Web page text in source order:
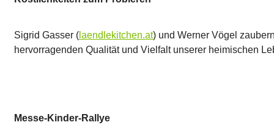
Sigrid Gasser ( laendlekitchen.at) und Werner Vögel
hervorragenden Qualität und Vielfalt unserer heimischen
Messe-Kinder-Rallye